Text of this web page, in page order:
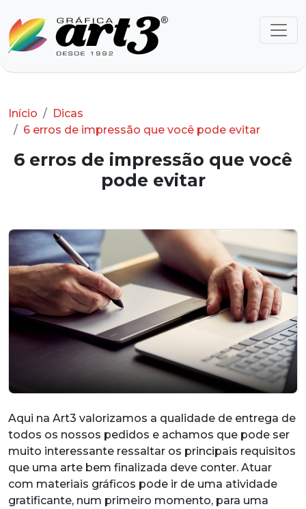
Início
Dicas
6 erros de impressão que você pode evitar
6 erros de impressão que você
pode evitar
Aqui na Art3 valorizamos a qualidade de entrega de
todos os nossos pedidos e achamos que pode ser
muito interessante ressaltar os principais requisitos
que uma arte bem finalizada deve conter. Atuar
com materiais gráficos pode ir de uma atividade
gratificante, num primeiro momento, para uma